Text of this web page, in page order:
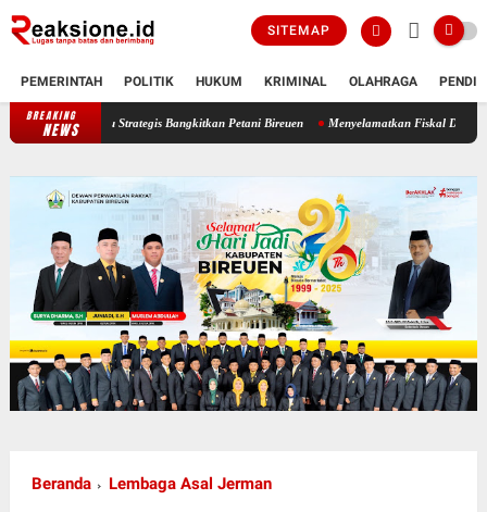
SITEMAP
PEMERINTAH POLITIK HUKUM KRIMINAL OLAHRAGA
BREAKING
NEWS
Baru Strategis Bangkitkan Petani Bireuen Menyelamatkan Fiskal Daerah
Beranda Lembaga Asal Jerman